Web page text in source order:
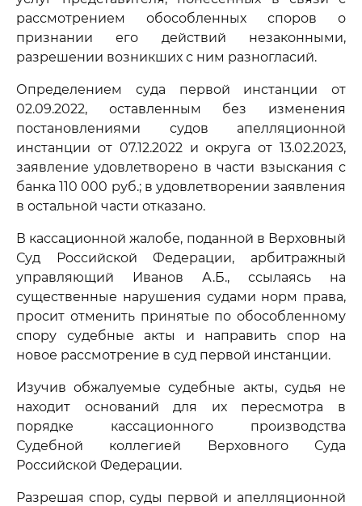
рассмотрением обособленных споров о
признании его действий незаконными,
разрешении возникших с ним разногласий.
Определением суда первой инстанции от
02.09.2022, оставленным без изменения
постановлениями судов апелляционной
инстанции от 07.12.2022 и округа от 13.02.2023,
заявление удовлетворено в части взыскания с
банка 110 000 руб.; в удовлетворении заявления
в остальной части отказано.
В кассационной жалобе, поданной в Верховный
Суд Российской Федерации, арбитражный
управляющий Иванов А.Б., ссылаясь на
существенные нарушения судами норм права,
просит отменить принятые по обособленному
спору судебные акты и направить спор на
новое рассмотрение в суд первой инстанции.
Изучив обжалуемые судебные акты, судья не
находит оснований для их пересмотра в
порядке кассационного производства
Судебной коллегией Верховного Суда
Российской Федерации.
Разрешая спор, суды первой и апелляционной